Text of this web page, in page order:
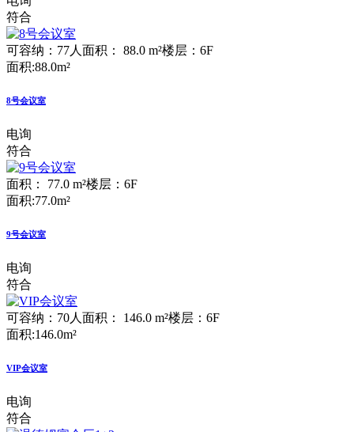
符合
可容纳：77人 面积： 88.0 m²楼层：6F
面积:88.0m²
8号会议室
电询
符合
面积： 77.0 m²楼层：6F
面积:77.0m²
9号会议室
电询
符合
可容纳：70人 面积： 146.0 m²楼层：6F
面积:146.0m²
VIP会议室
电询
符合